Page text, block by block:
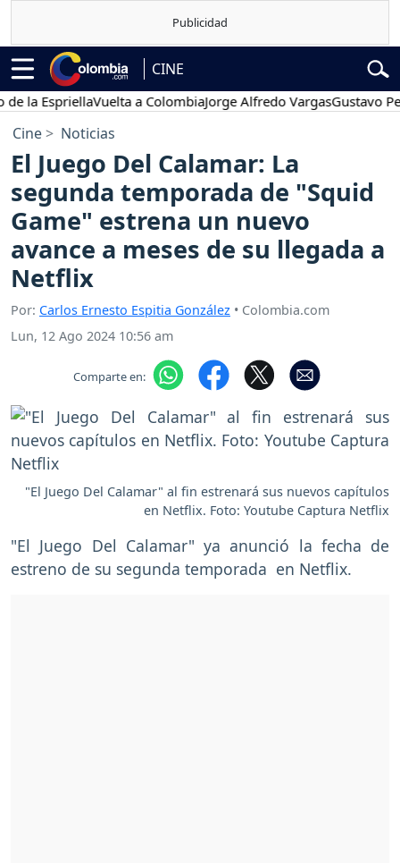
CINE
Vuelta a ColombiaJorge Alfredo VargasGustavo Petro
Cine Noticias
El Juego Del Calamar: La
segunda temporada de "Squid
Game" estrena un nuevo
avance a meses de su llegada a
Netflix
Por: Carlos Ernesto Espitia González • Colombia.com
Lun, 12 Ago 2024 10:56 am
Comparte en:
"El Juego Del Calamar" al fin estrenará sus nuevos capítulos
en Netflix. Foto: Youtube Captura Netflix
"El Juego Del Calamar" ya anunció la fecha de
estreno de su segunda temporada en Netflix.